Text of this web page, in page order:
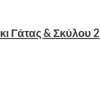
Γάτας & Σκύλου 2